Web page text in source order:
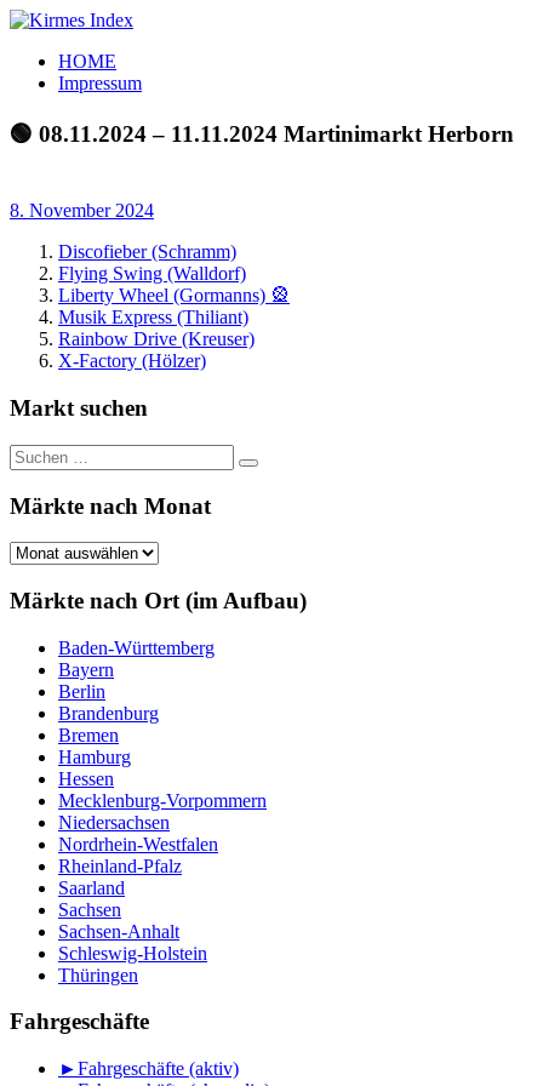
Zum
springen
Kirmes
Index
Tourpläne
der
letzten
HOME
Impressum
🟢 08.11.2024 – 11.11.2024 Martinimarkt Herborn
8. November 2024
Discofieber (Schramm)
Flying Swing (Walldorf)
Liberty Wheel (Gormanns) 🎡
Musik Express (Thiliant)
Rainbow Drive (Kreuser)
X-Factory (Hölzer)
Markt suchen
Suchen
nach:
Suchen
Märkte nach Monat
Märkte
Monat
Märkte nach Ort (im Aufbau)
Baden-Württemberg
Bayern
Berlin
Brandenburg
Bremen
Hamburg
Hessen
Mecklenburg-Vorpommern
Niedersachsen
Nordrhein-Westfalen
Rheinland-Pfalz
Saarland
Sachsen
Sachsen-Anhalt
Schleswig-Holstein
Thüringen
Fahrgeschäfte
►Fahrgeschäfte (aktiv)